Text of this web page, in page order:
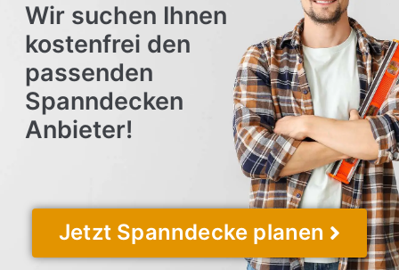
Wir suchen Ihnen
kostenfrei den
passenden
Spanndecken
Anbieter!
Jetzt Spanndecke planen